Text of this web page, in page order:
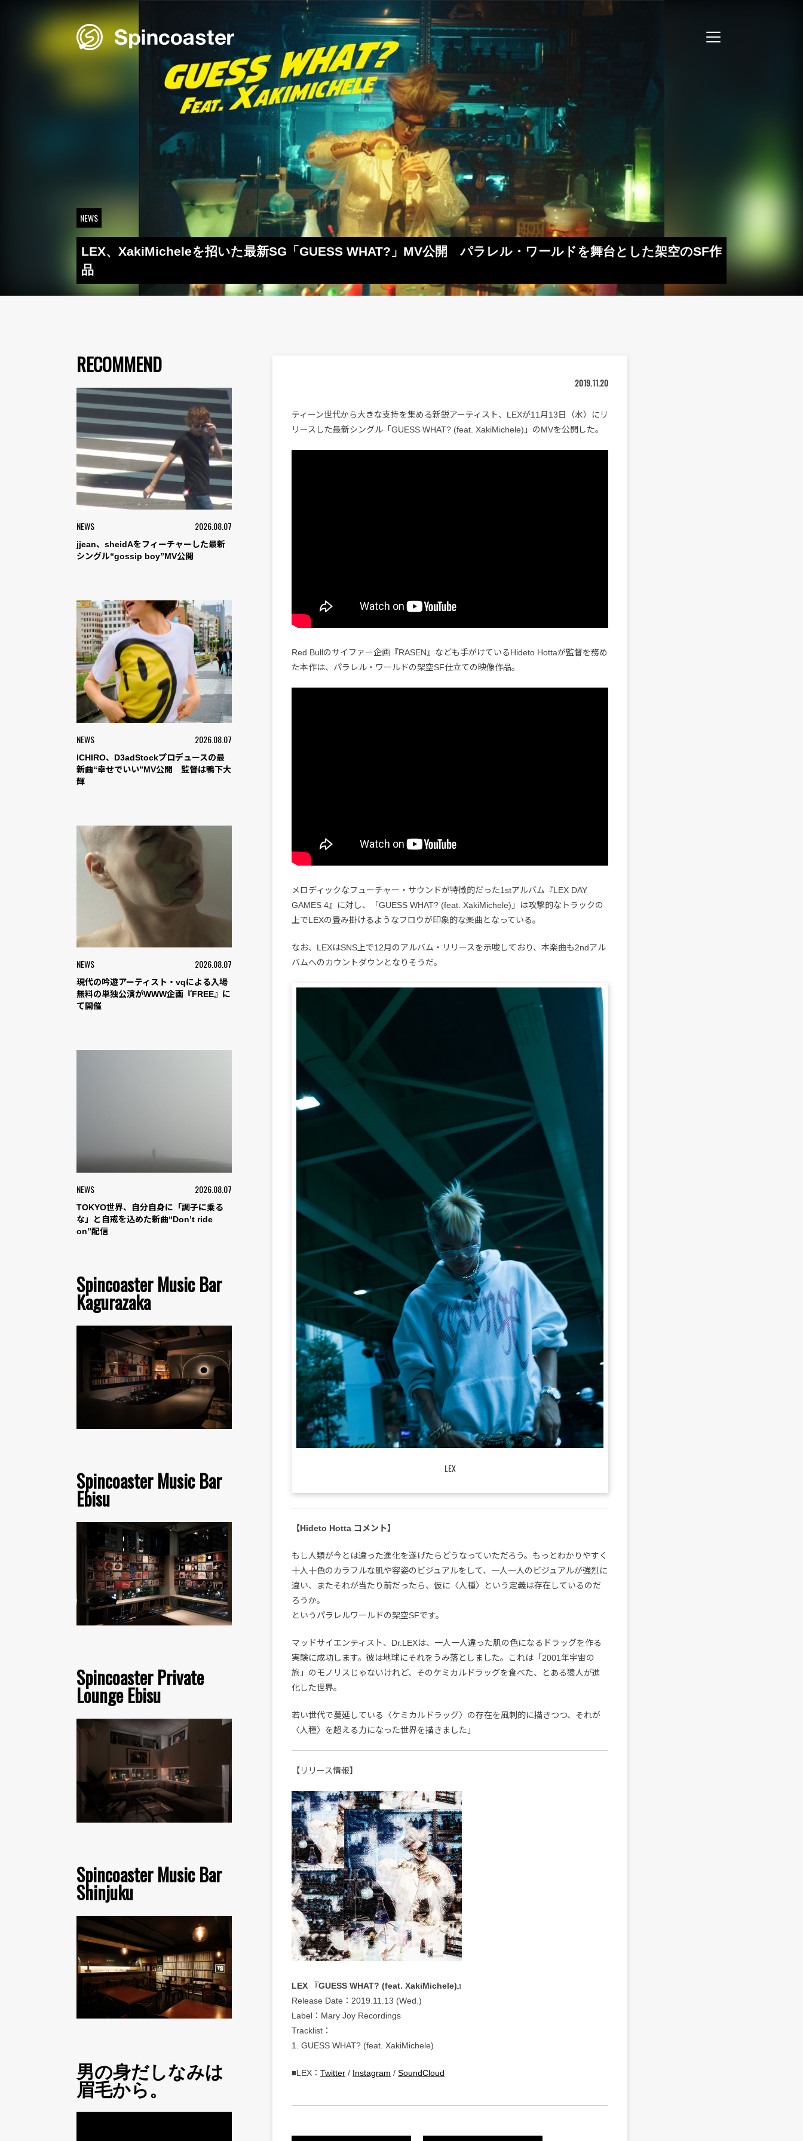
NEWS
LEX、XakiMicheleを招いた最新SG「GUESS WHAT?」MV公開 パラレル・ワールドを舞台とした架空のSF作
品
RECOMMEND
NEWS 2026.08.07
jjean、sheidAをフィーチャーした最新
シングル“gossip boy”MV公開
NEWS 2026.08.07
ICHIRO、D3adStockプロデュースの最
新曲“幸せでいい”MV公開 監督は鴨下大
輝
NEWS 2026.08.07
現代の吟遊アーティスト・vqによる入場
無料の単独公演がWWW企画『FREE』に
て開催
NEWS 2026.08.07
TOKYO世界、自分自身に「調子に乗る
な」と自戒を込めた新曲“Don’t ride
on”配信
Spincoaster Music Bar
Kagurazaka
Spincoaster Music Bar
Ebisu
Spincoaster Private
Lounge Ebisu
Spincoaster Music Bar
Shinjuku
男の身だしなみは
眉毛から。
2019.11.20
ティーン世代から大きな支持を集める新鋭アーティスト、LEXが11月13日（水）にリ
リースした最新シングル「GUESS WHAT? (feat. XakiMichele)」のMVを公開した。
Red Bullのサイファー企画『RASEN』なども手がけているHideto Hottaが監督を務め
た本作は、パラレル・ワールドの架空SF仕立ての映像作品。
メロディックなフューチャー・サウンドが特徴的だった1stアルバム『LEX DAY
GAMES 4』に対し、「GUESS WHAT? (feat. XakiMichele)」は攻撃的なトラックの
上でLEXの畳み掛けるようなフロウが印象的な楽曲となっている。
なお、LEXはSNS上で12月のアルバム・リリースを示唆しており、本楽曲も2ndアル
バムへのカウントダウンとなりそうだ。
LEX
【Hideto Hotta コメント】
もし人類が今とは違った進化を遂げたらどうなっていただろう。もっとわかりやすく
十人十色のカラフルな肌や容姿のビジュアルをして、一人一人のビジュアルが強烈に
違い、またそれが当たり前だったら、仮に〈人種〉という定義は存在しているのだ
ろうか。
というパラレルワールドの架空SFです。
マッドサイエンティスト、Dr.LEXは、一人一人違った肌の色になるドラッグを作る
実験に成功します。彼は地球にそれをうみ落としました。これは「2001年宇宙の
旅」のモノリスじゃないけれど、そのケミカルドラッグを食べた、とある猿人が進
化した世界。
若い世代で蔓延している〈ケミカルドラッグ〉の存在を風刺的に描きつつ、それが
〈人種〉を超える力になった世界を描きました」
【リリース情報】
LEX 『GUESS WHAT? (feat. XakiMichele)』
Release Date：2019.11.13 (Wed.)
Label：Mary Joy Recordings
Tracklist：
1. GUESS WHAT? (feat. XakiMichele)
■LEX： Twitter / Instagram / SoundCloud